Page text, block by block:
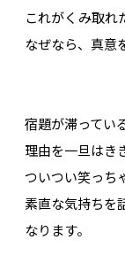
これがくみ取れ
なぜなら、真意
宿題が滞ってい
理由を一旦はき
ついつい笑っち
素直な気持ちを
なります。